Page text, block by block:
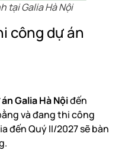
tại Galia Hà Nội
công dự án
Galia Hà Nộiđến
và đang thi công
đến Quý II/2027 sẽ bàn